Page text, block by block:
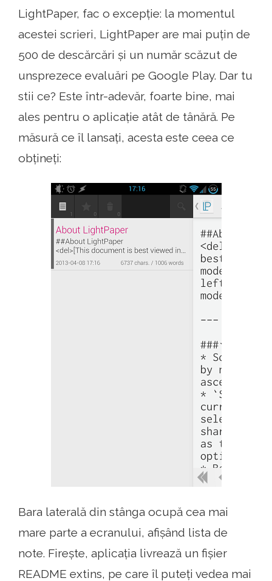
LightPaper, fac o excepție: la momentul
acestei scrieri, LightPaper are mai puțin de
500 de descărcări și un număr scăzut de
unsprezece evaluări pe Google Play. Dar tu
stii ce? Este într-adevăr, foarte bine, mai
ales pentru o aplicație atât de tânără. Pe
măsură ce îl lansați, acesta este ceea ce
obțineți:
Bara laterală din stânga ocupă cea mai
mare parte a ecranului, afișând lista de
note. Firește, aplicația livrează un fișier
README extins, pe care îl puteți vedea mai